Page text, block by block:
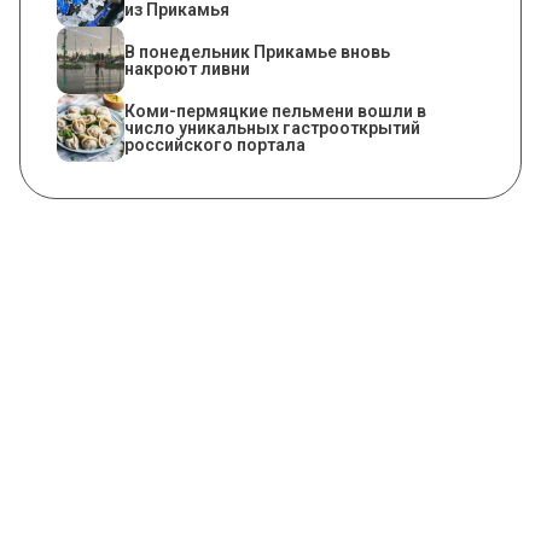
из Прикамья
В понедельник Прикамье вновь
накроют ливни
Коми-пермяцкие пельмени вошли в
число уникальных гастрооткрытий
российского портала